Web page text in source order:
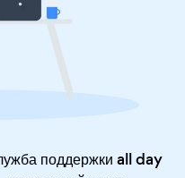
поддержки all day